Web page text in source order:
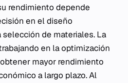
rendimiento depende
en el diseño
de materiales. La
en la optimización
mayor rendimiento
a largo plazo. Al